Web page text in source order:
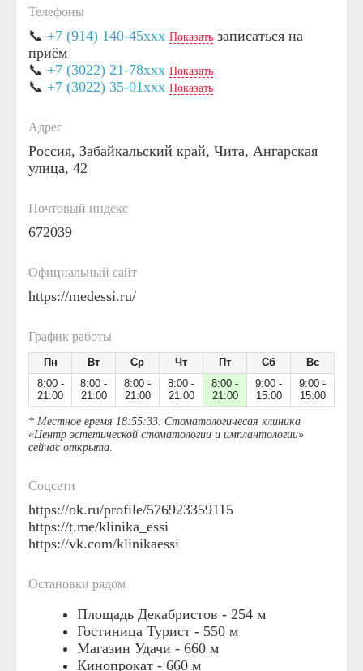
Телефоны
📞 +7 (914) 140-45xxx Показать записаться на
приём
📞 +7 (3022) 21-78xxx Показать
📞 +7 (3022) 35-01xxx Показать
Адрес
Россия, Забайкальский край, Чита, Ангарская
улица, 42
Почтовый индекс
672039
Официальный сайт
https://medessi.ru/
График работы
Пн Вт Ср Чт Пт Сб
Вс
8:00 -
21:00
8:00 -
21:00
8:00 -
21:00
8:00 -
21:00
8:00 -
21:00
9:00 -
15:00
9:00 -
15:00
* Местное время 18:55:33. Стоматологичесая клиника
«Центр эстетической стоматологии и имплантологии»
сейчас открыта.
Соцсети
https://ok.ru/profile/576923359115
https://t.me/klinika_essi
https://vk.com/klinikaessi
Остановки рядом
Площадь Декабристов - 254 м
Гостиница Турист - 550 м
Магазин Удачи - 660 м
Кинопрокат - 660 м